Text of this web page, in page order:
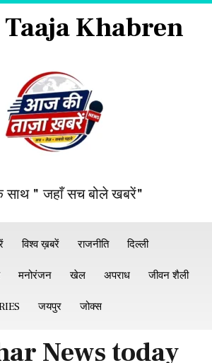
Khabren
साथ " जहाँ सच बोले खबरें"
विश्व ख़बरें राजनीति दिल्ली
मनोरंजन खेल अपराध जीवन शैली
जयपुर जोक्स
News today